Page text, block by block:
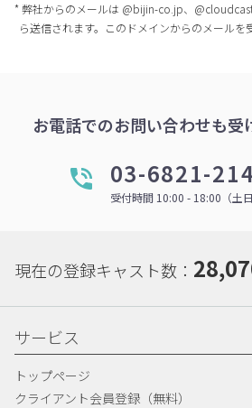
* 弊社からのメールは @bijin-co.jp、
ら送信されます。このドメインからのメールを
お電話でのお問い合わせも受
03-6821-
受付時間 10:00 - 18:00（土日
現在の登録キャスト数：
サービス
トップページ
クライアント会員登録（無料）